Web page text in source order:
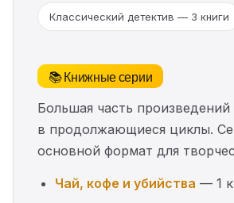
Классический детектив — 3 книги
📚 Книжные серии
Большая часть
в продолжающиеся циклы.
основной формат для
Чай, кофе и убийства — 1